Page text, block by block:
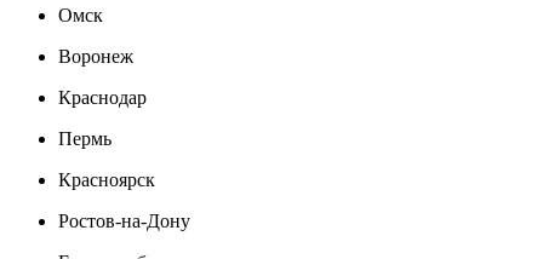
Омск
Воронеж
Краснодар
Пермь
Красноярск
Ростов-на-Дону